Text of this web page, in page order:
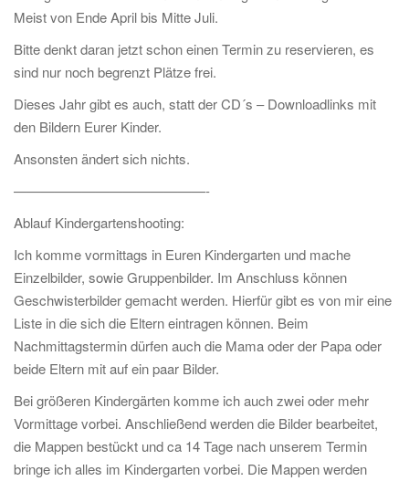
Meist von Ende April bis Mitte Juli.
Bitte denkt daran jetzt schon einen Termin zu reservieren, es
sind nur noch begrenzt Plätze frei.
Dieses Jahr gibt es auch, statt der CD´s – Downloadlinks mit
den Bildern Eurer Kinder.
Ansonsten ändert sich nichts.
——————————————-
Ablauf Kindergartenshooting:
Ich komme vormittags in Euren Kindergarten und mache
Einzelbilder, sowie Gruppenbilder. Im Anschluss können
Geschwisterbilder gemacht werden. Hierfür gibt es von mir eine
Liste in die sich die Eltern eintragen können. Beim
Nachmittagstermin dürfen auch die Mama oder der Papa oder
beide Eltern mit auf ein paar Bilder.
Bei größeren Kindergärten komme ich auch zwei oder mehr
Vormittage vorbei. Anschließend werden die Bilder bearbeitet,
die Mappen bestückt und ca 14 Tage nach unserem Termin
bringe ich alles im Kindergarten vorbei. Die Mappen werden